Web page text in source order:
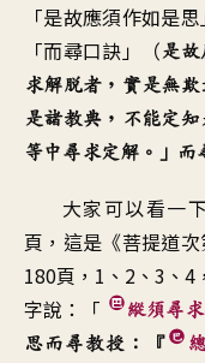
「是故應須作如是思
「而尋口訣 」（是
求解脫者，實是無
是諸教典，不能定
等中尋求定解。」而
大家可以看一
頁 ， 這是《菩提道次
180頁，1、2、3、4 ，
字說 ：「 縱須尋求
思而尋教授 ：『